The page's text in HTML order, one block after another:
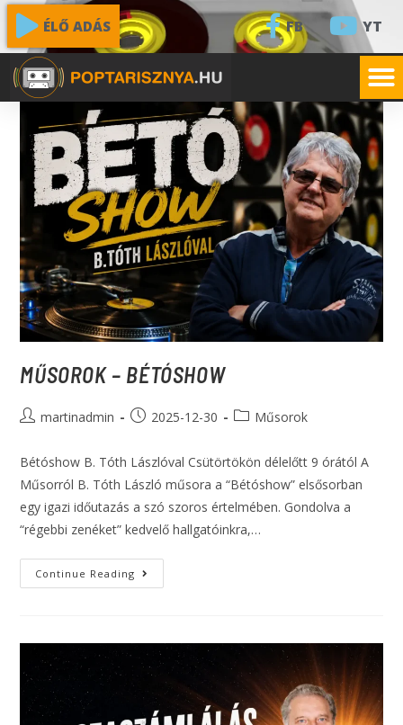
FB YT
ÉLŐ ADÁS
MŰSOROK – BÉTÓSHOW
martinadmin 2025-12-30 Műsorok
Bétóshow B. Tóth Lászlóval Csütörtökön délelőtt 9 órától A
Műsorról B. Tóth László műsora a “Bétóshow” elsősorban
egy igazi időutazás a szó szoros értelmében. Gondolva a
“régebbi zenéket” kedvelő hallgatóinkra,…
Continue Reading